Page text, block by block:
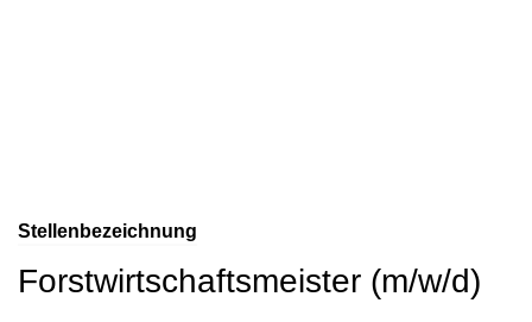
Stellenbezeichnung
Forstwirtschaftsmeister (m/w/d)